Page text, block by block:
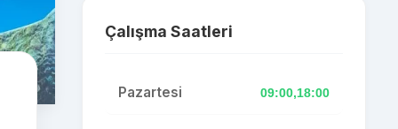
Çalışma Saatleri
Pazartesi 09:00,18:00